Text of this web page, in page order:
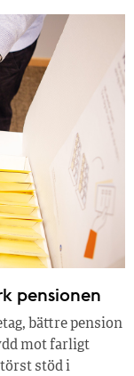
pensionen
bättre pension
mot farligt
stöd i